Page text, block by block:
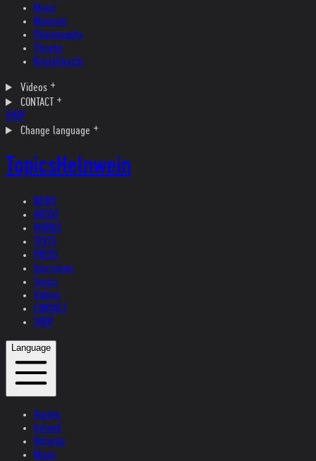
Music
Museum
Photography
Theater
Kristallnacht
Videos
CONTACT
SHOP
Change language
TopicsHelnwein
NEWS
ARTIST
WORKS
TEXTS
PRESS
Interviews
Topics
Videos
CONTACT
SHOP
Language
Austria
Ireland
Helvetia
Music